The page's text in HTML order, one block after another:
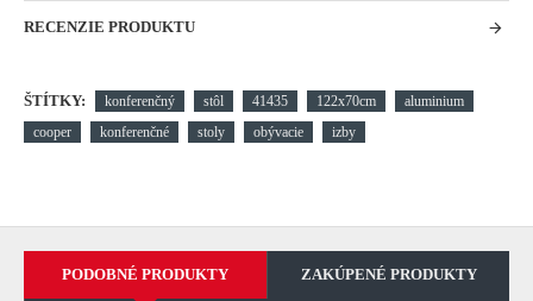
RECENZIE PRODUKTU
ŠTÍTKY: konferenčný stôl 41435 122x70cm
aluminium
cooper
konferenčné stoly obývacie izby
PODOBNÉ PRODUKTY ZAKÚPENÉ PRODUKTY